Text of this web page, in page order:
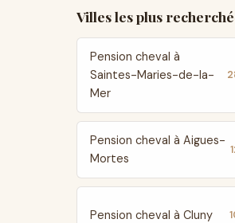
Villes les plus
Pension cheval à
Saintes-Maries-de-la-
Mer
Pension cheval à Aigues-
Mortes
Pension cheval à Cluny